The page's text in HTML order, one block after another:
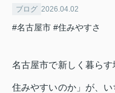
ブログ 2026.04.02
#名古屋市 #住みやすさ
名古屋市で新しく暮ら
住みやすいのか」が、